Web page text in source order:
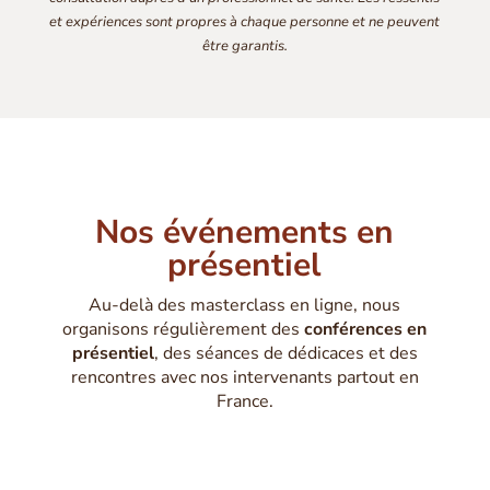
et expériences sont propres à chaque personne et ne peuvent
être garantis.
Nos événements en
présentiel
Au-delà des masterclass en ligne, nous
organisons régulièrement desconférences en
présentiel, des séances de dédicaces et des
rencontres avec nos intervenants partout en
France.